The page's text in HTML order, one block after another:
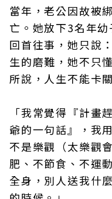
當年，老公因故被
亡。她放下3名年
回首往事，她只說
生的磨難，她不只
所說，人生不能卡
「我常覺得『計畫
爺的一句話』，我
不是樂觀（太樂觀
肥、不節食、不運
全身，別人送我什